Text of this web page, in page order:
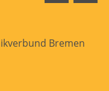
Bremen